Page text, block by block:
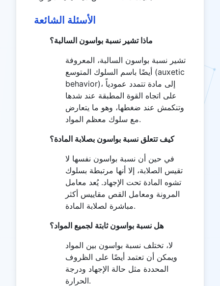
الأسئلة الشائعة
ماذا تشير نسبة بواسون السالبة؟
تشير نسبة بواسون السالبة، المعروفة
أيضًا باسم السلوك المتوسع (auxetic
behavior)، إلى مادة تتمدد عمودياً
على اتجاه القوة المطبقة عند شدها
وتنكمش عند ضغطها، وهو ما يتعارض
مع سلوك معظم المواد.
كيف تتعلق نسبة بواسون بصلابة المادة؟
في حين أن نسبة بواسون نفسها لا
تقيس الصلابة، إلا أنها مرتبطة بسلوك
تشوه المادة تحت الإجهاد. يُعد معامل
المرونة ومعامل القص مقاييس أكثر
مباشرة لصلابة المادة.
هل نسبة بواسون ثابتة لجميع المواد؟
لا، تختلف نسبة بواسون بين المواد
ويمكن أن تعتمد أيضًا على الظروف
المحددة مثل حالة الإجهاد ودرجة
الحرارة.